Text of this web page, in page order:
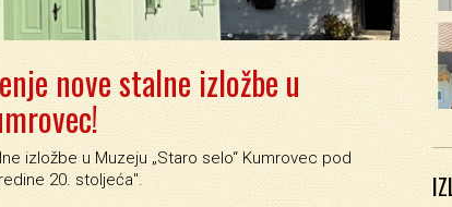
nove stalne izložbe u
izložbe u Muzeju „Staro selo“ Kumrovec pod
20. stoljeća''.